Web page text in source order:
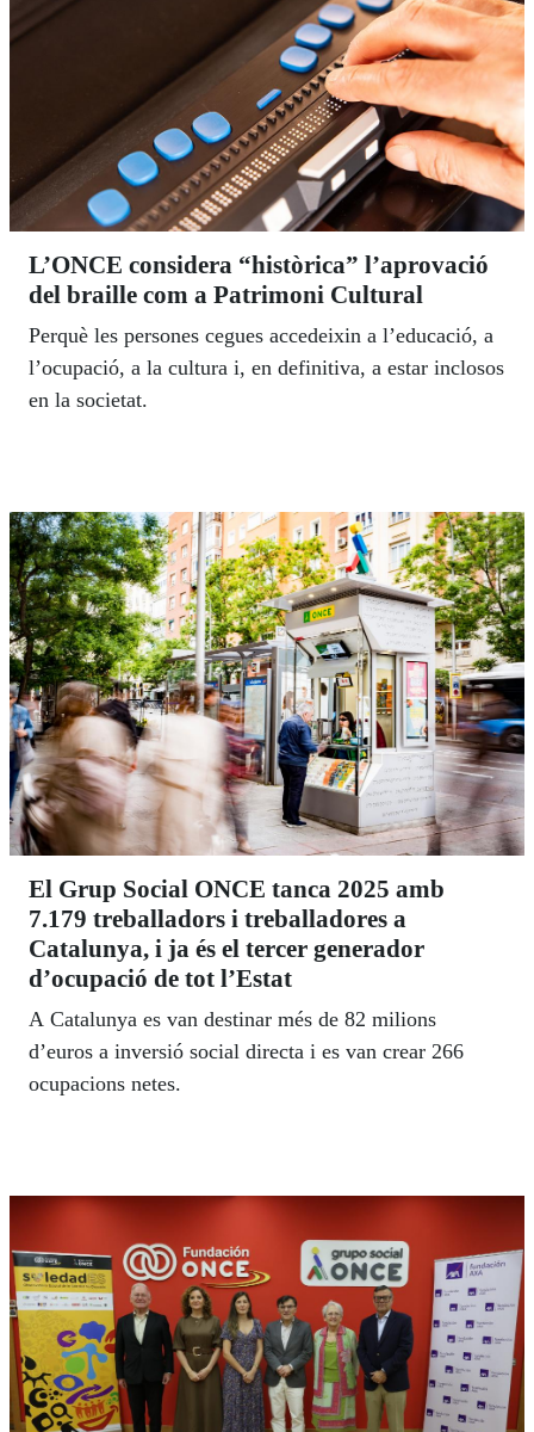
L’ONCE considera “històrica” l’aprovació
del braille com a Patrimoni Cultural
Perquè les persones cegues accedeixin a l’educació, a
l’ocupació, a la cultura i, en definitiva, a estar inclosos
en la societat.
El Grup Social ONCE tanca 2025 amb
7.179 treballadors i treballadores a
Catalunya, i ja és el tercer generador
d’ocupació de tot l’Estat
A Catalunya es van destinar més de 82 milions
d’euros a inversió social directa i es van crear 266
ocupacions netes.